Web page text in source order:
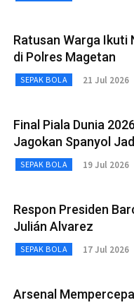
Ratusan Warga Ikuti
di Polres Magetan
SEPAK BOLA 21 Jul 2026
Final Piala Dunia
Jagokan Spanyol
SEPAK BOLA 19 Jul 2026
Respon Presiden
Julián Alvarez
SEPAK BOLA 17 Jul 2026
Arsenal